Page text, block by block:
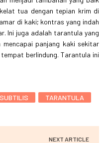
tua dengan tepian krim di
di kaki; kontras yang indah
Ini juga adalah tarantula yang
panjang kaki sekitar
berlindung. Tarantula ini
TARANTULA
NEXT ARTICLE